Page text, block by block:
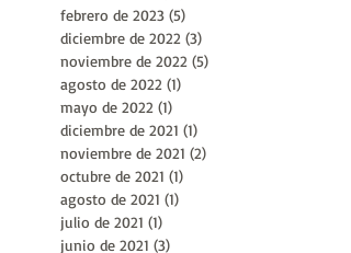
mayo de 2023 (2)2 entradas
marzo de 2023 (12) 12 entradas
febrero de 2023 (5)5 entradas
diciembre de 2022
noviembre de 2022
agosto de 2022 (1) 1 entrada
mayo de 2022 (1)1 entrada
diciembre de 2021
noviembre de 2021
octubre de 2021
agosto de 2021 (1)